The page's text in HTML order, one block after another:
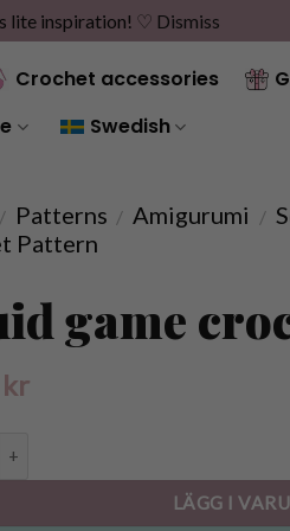
lite inspiration! ♡ Dismiss
Crochet accessories
Swedish
/ Patterns / Amigurumi /
Pattern
game
kr
LÄGG I